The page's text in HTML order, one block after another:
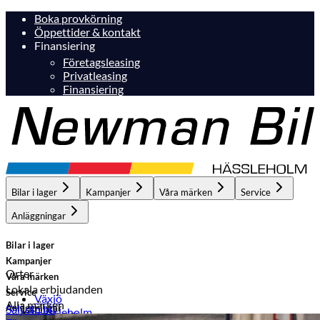
Boka provkörning
Öppettider & kontakt
Finansiering
Företagsleasing
Privatleasing
Finansiering
Bilar i lager Kampanjer Våra märken Service
Anläggningar
Bilar i lager
Orter
Växjö
Hässleholm
Kampanjer
Lokala erbjudanden
Hässleholm
Våra märken
Alla märken
Service
Anläggningar
Sälj din bil